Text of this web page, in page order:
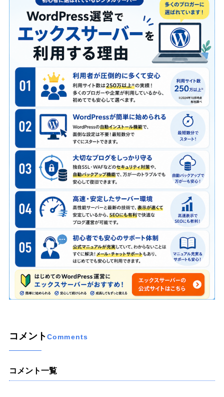
コメントComments
コメント一覧